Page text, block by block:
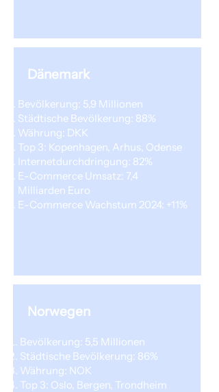
Dänemark
Bevölkerung: 5,9 Millionen
Städtische Bevölkerung: 88%
Währung: DKK
Top 3: Kopenhagen, Arhus, Odense
Internetdurchdringung: 82%
E-Commerce Umsatz: 7,4
Milliarden Euro
E-Commerce Wachstum 2024: +11%
Norwegen
Bevölkerung: 5,5 Millionen
Städtische Bevölkerung: 86%
Währung: NOK
Top 3: Oslo, Bergen, Trondheim